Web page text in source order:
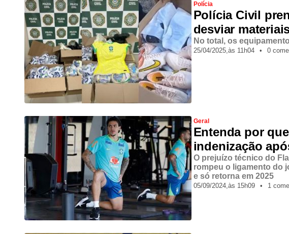
Polícia
Polícia Civil
desviar
No total, os
25/04/2025,às 11h04 • 0
Geral
Entenda por
indenização
O prejuízo técnico do
rompeu o ligamento do
e só retorna em 2025
05/09/2024,às 15h09 • 1